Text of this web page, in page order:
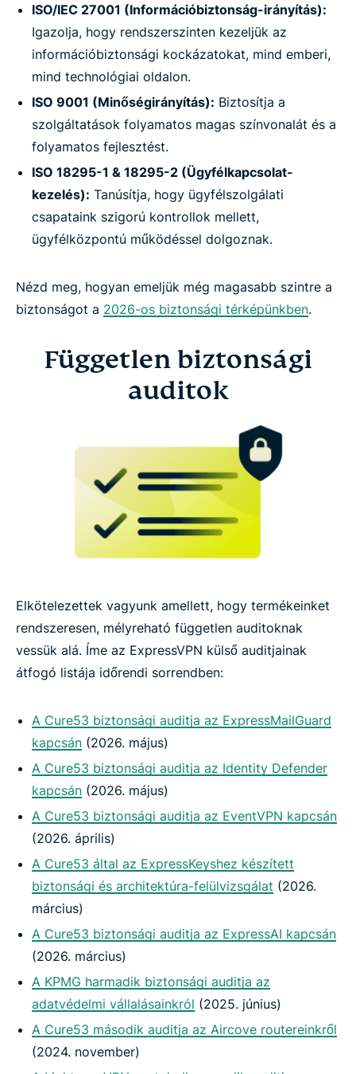
ISO/IEC 27001 (Információbiztonság-irányítás):
Igazolja, hogy rendszerszinten kezeljük az
információbiztonsági kockázatokat, mind emberi,
mind technológiai oldalon.
ISO 9001 (Minőségirányítás): Biztosítja a
szolgáltatások folyamatos magas színvonalát és a
folyamatos fejlesztést.
ISO 18295-1 & 18295-2 (Ügyfélkapcsolat-
kezelés): Tanúsítja, hogy ügyfélszolgálati
csapataink szigorú kontrollok mellett,
ügyfélközpontú működéssel dolgoznak.
Nézd meg, hogyan emeljük még magasabb szintre a
biztonságot a 2026-os biztonsági térképünkben.
Független biztonsági
auditok
Elkötelezettek vagyunk amellett, hogy termékeinket
rendszeresen, mélyreható független auditoknak
vessük alá. Íme az ExpressVPN külső auditjainak
átfogó listája időrendi sorrendben:
A Cure53 biztonsági auditja az ExpressMailGuard
kapcsán (2026. május)
A Cure53 biztonsági auditja az Identity Defender
kapcsán (2026. május)
A Cure53 biztonsági auditja az EventVPN kapcsán
(2026. április)
A Cure53 által az ExpressKeyshez készített
biztonsági és architektúra-felülvizsgálat (2026.
március)
A Cure53 biztonsági auditja az ExpressAI kapcsán
(2026. március)
A KPMG harmadik biztonsági auditja az
adatvédelmi vállalásainkról (2025. június)
A Cure53 második auditja az Aircove routereinkről
(2024. november)